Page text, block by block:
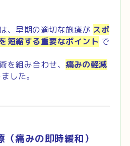
、早期の適切な施療が スポ
短縮する重要なポイント で
を組み合わせ、痛みの軽減
した。
痛みの即時緩和）